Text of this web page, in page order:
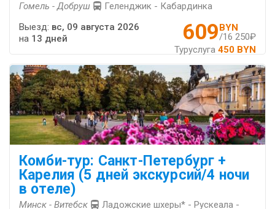
Гомель - Добруш Геленджик - Кабардинка
609BYN
/16 250₽
Туруслуга 450 BYN
Выезд: вс, 09 августа 2026
на 13 дней
Комби-тур: Санкт-Петербург +
Карелия (5 дней экскурсий/4 ночи
в отеле)
Минск - Витебск
Ладожские шхеры* - Рускеала -